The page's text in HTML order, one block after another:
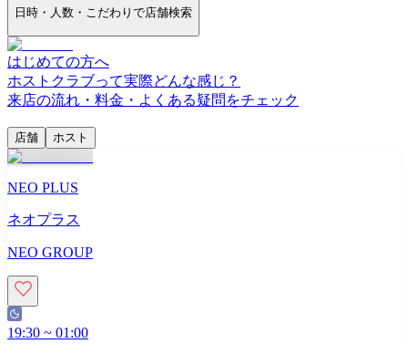
日時・人数・こだわりで店舗検索
はじめての方へ
ホストクラブって実際どんな感じ？
来店の流れ・料金・よくある疑問をチェック
店舗 ホスト
NEO PLUS
ネオプラス
NEO GROUP
19:30 ~ 01:00